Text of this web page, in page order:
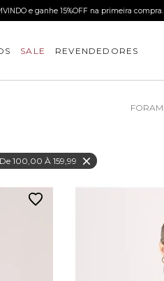
e ganhe 15%OFF na primeira
SALE REVENDEDORES
De 100,00 À 159,99